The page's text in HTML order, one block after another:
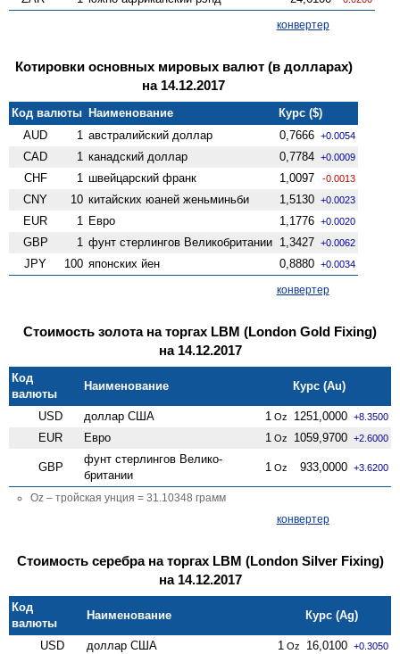
конвертер
Котировки основных мировых валют (в долларах)
на 14.12.2017
Код валюты Наименование
Курс ($)
AUD
1 австралийский доллар 0,7666 +0.0054
CAD 1 канадский доллар 0,7784 +0.0009
CHF 1 швейцарский франк 1,0097 -0.0013
CNY 10 китайских юаней женьминьби 1,5130 +0.0023
EUR 1 Евро 1,1776 +0.0020
GBP 1 фунт стерлингов Велико­британии 1,3427 +0.0062
JPY 100 японских йен 0,8880 +0.0034
конвертер
Стоимость золота на торгах LBM (London Gold Fixing)
на 14.12.2017
Код
валюты
Наименование Курс (Au)
USD доллар США 1 Oz 1251,0000 +8.3500
EUR Евро 1 Oz 1059,9700 +2.6000
GBP
фунт стерлингов Велико­
британии
1 Oz 933,0000 +3.6200
Oz – тройская унция = 31.10348 грамм
конвертер
Стоимость серебра на торгах LBM (London Silver Fixing)
на 14.12.2017
Код
валюты
Наименование Курс (Ag)
USD доллар США 1 Oz 16,0100 +0.3050